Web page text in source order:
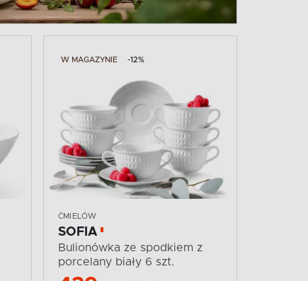
W MAGAZYNIE -12%
ĆMIELÓW
SOFIA
Bulionówka ze spodkiem z
porcelany biały 6 szt.